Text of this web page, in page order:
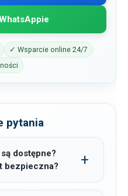
✓ Wsparcie online 24/7
pytania
dostępne?
bezpieczna?